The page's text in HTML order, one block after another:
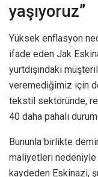
yaşıyoruz”
Yüksek enflasyon
ifade eden Jak
yurtdışındaki
veremediğimiz için
tekstil sektöründe,
40 daha pahalı
Bununla birlikte
maliyetleri nedeniyle
kaydeden Eskinazi,